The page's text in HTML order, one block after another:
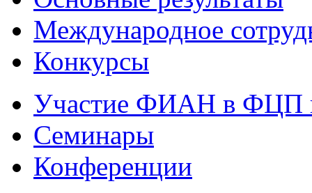
Международное
Конкурсы
Участие ФИАН в ФЦП
Семинары
Конференции